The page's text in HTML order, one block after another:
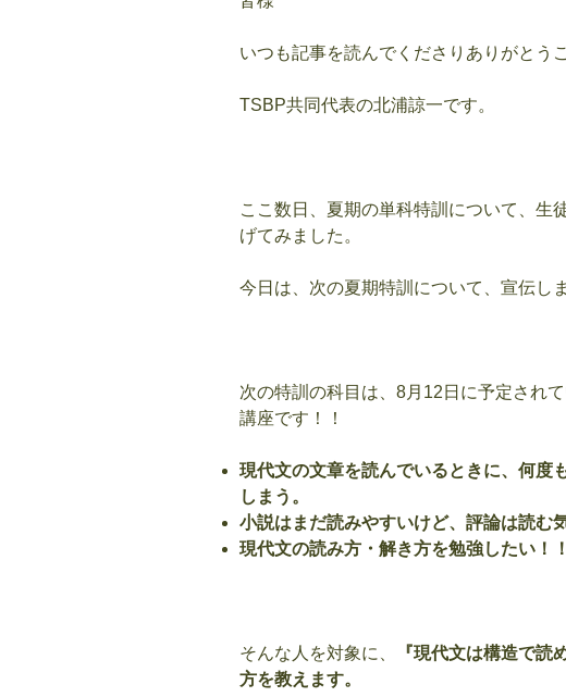
いつも記事を読んでくださりありがとう
TSBP共同代表の北浦諒一です。
ここ数日、夏期の単科特訓について、生
げてみました。
今日は、次の夏期特訓について、宣伝し
次の特訓の科目は、8月12日に予定され
講座です！！
現代文の文章を読んでいるときに、何度
しまう。
小説はまだ読みやすいけど、評論は読む
現代文の読み方・解き方を勉強したい！！
そんな人を対象に、
『現代文は構造で読
方を教えます。